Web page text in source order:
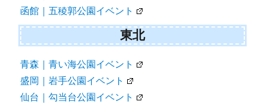
函館｜五稜郭公園イベント
東北
青森｜青い海公園イベント
盛岡｜岩手公園イベント
仙台｜勾当台公園イベント